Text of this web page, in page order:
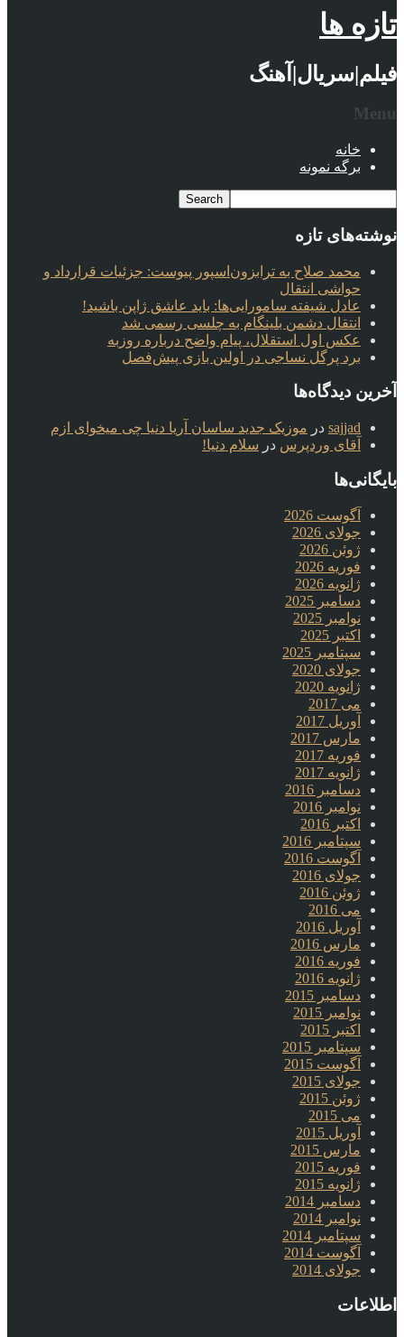
تازه ها
فیلم|سریال|آهنگ
Menu
خانه
برگه نمونه
نوشته‌های تازه
محمد صلاح به ترابزون‌اسپور پیوست: جزئیات قرارداد و
حواشی انتقال
عادل شیفته سامورایی‌ها: باید عاشق ژاپن باشید!
انتقال دشمن بلینگام به چلسی رسمی شد
عکس اول استقلال، پیام واضح درباره روزبه
برد پرگل نساجی در اولین بازی پیش‌فصل
آخرین دیدگاه‌ها
sajjad در موزیک جدید ساسان آریا دنیا چی میخوای ازم
آقای وردپرس در سلام دنیا!
بایگانی‌ها
آگوست 2026
جولای 2026
ژوئن 2026
فوریه 2026
ژانویه 2026
دسامبر 2025
نوامبر 2025
اکتبر 2025
سپتامبر 2025
جولای 2020
ژانویه 2020
می 2017
آوریل 2017
مارس 2017
فوریه 2017
ژانویه 2017
دسامبر 2016
نوامبر 2016
اکتبر 2016
سپتامبر 2016
آگوست 2016
جولای 2016
ژوئن 2016
می 2016
آوریل 2016
مارس 2016
فوریه 2016
ژانویه 2016
دسامبر 2015
نوامبر 2015
اکتبر 2015
سپتامبر 2015
آگوست 2015
جولای 2015
ژوئن 2015
می 2015
آوریل 2015
مارس 2015
فوریه 2015
ژانویه 2015
دسامبر 2014
نوامبر 2014
سپتامبر 2014
آگوست 2014
جولای 2014
اطلاعات